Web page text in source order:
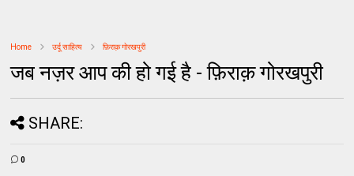
Home उर्दू साहित्‍य फ़िराक़ गोरखपुरी
जब नज़र आप की हो गई है - फ़िराक़ गोरखपुरी
SHARE:
0